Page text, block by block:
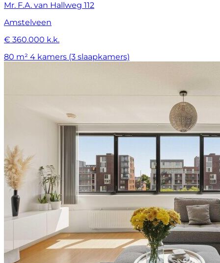
Mr. F.A. van Hallweg 112
Amstelveen
€ 360.000 k.k.
80 m² 4 kamers (3 slaapkamers)